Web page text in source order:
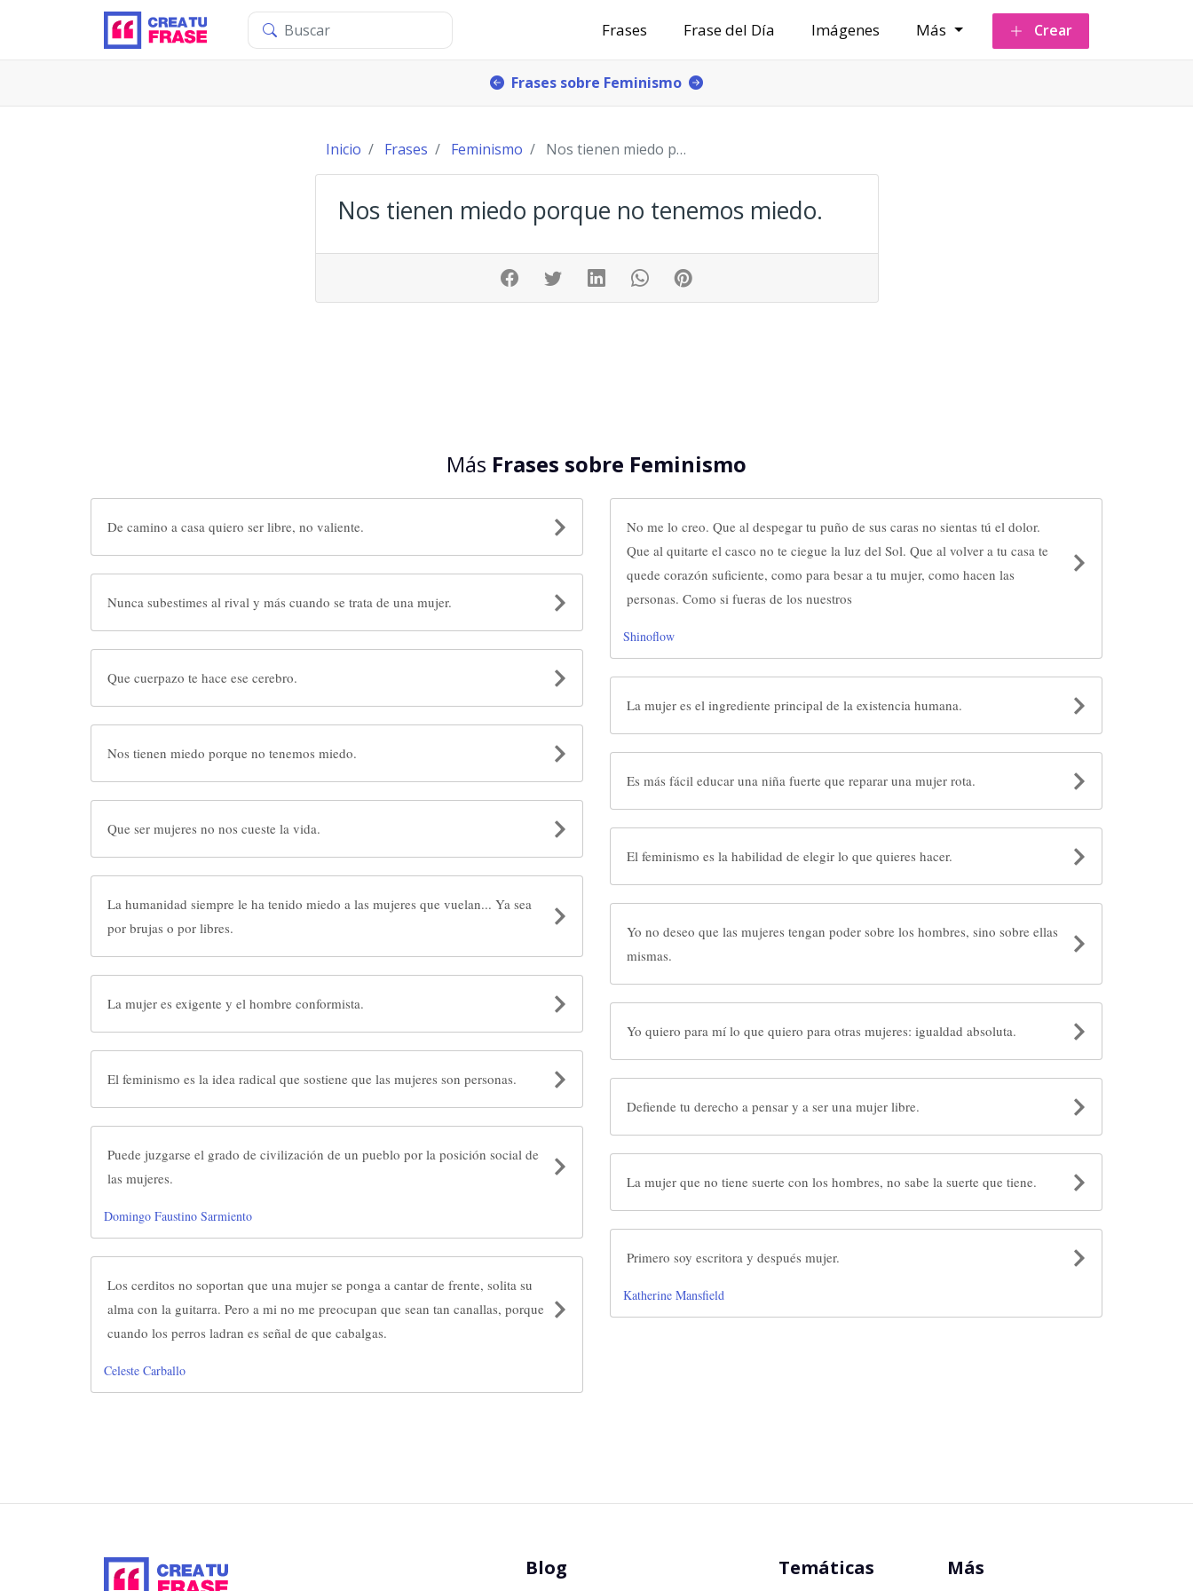
Frases Frase del Día Imágenes Más Crear
Frases sobre Feminismo
Inicio Frases Feminismo Nos tienen miedo porque no tenemos miedo.
Nos tienen miedo porque no tenemos miedo.
Más Frases sobre Feminismo
De camino a casa quiero ser libre, no valiente.
Nunca subestimes al rival y más cuando se trata de una mujer.
Que cuerpazo te hace ese cerebro.
Nos tienen miedo porque no tenemos miedo.
Que ser mujeres no nos cueste la vida.
La humanidad siempre le ha tenido miedo a las mujeres que vuelan... Ya sea
por brujas o por libres.
La mujer es exigente y el hombre conformista.
El feminismo es la idea radical que sostiene que las mujeres son personas.
Puede juzgarse el grado de civilización de un pueblo por la posición social de
las mujeres.
Domingo Faustino Sarmiento
Los cerditos no soportan que una mujer se ponga a cantar de frente, solita su
alma con la guitarra. Pero a mi no me preocupan que sean tan canallas, porque
cuando los perros ladran es señal de que cabalgas.
Celeste Carballo
No me lo creo. Que al despegar tu puño de sus caras no sientas tú el dolor.
Que al quitarte el casco no te ciegue la luz del Sol. Que al volver a tu casa te
quede corazón suficiente, como para besar a tu mujer, como hacen las
personas. Como si fueras de los nuestros
Shinoflow
La mujer es el ingrediente principal de la existencia humana.
Es más fácil educar una niña fuerte que reparar una mujer rota.
El feminismo es la habilidad de elegir lo que quieres hacer.
Yo no deseo que las mujeres tengan poder sobre los hombres, sino sobre ellas
mismas.
Yo quiero para mí lo que quiero para otras mujeres: igualdad absoluta.
Defiende tu derecho a pensar y a ser una mujer libre.
La mujer que no tiene suerte con los hombres, no sabe la suerte que tiene.
Primero soy escritora y después mujer.
Katherine Mansfield
Blog Temáticas Más